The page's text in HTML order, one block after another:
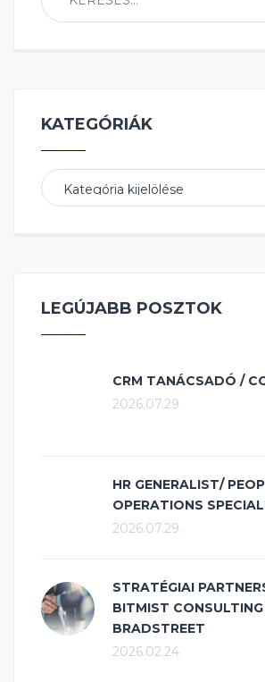
KATEGÓRIÁK
Kategóriák
LEGÚJABB POSZTOK
CRM TANÁCSADÓ /
2026.07.29.
HR GENERALIST/
OPERATIONS
2026.07.29.
STRATÉGIAI
BITMIST
BRADSTREET
2026.02.24.